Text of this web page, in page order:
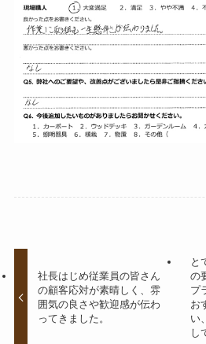
社長はじめ従業員の皆さん
の顧客応対が素晴しく、雰
囲気の良さや歓迎感が伝わ
ってきました。
と
の
プ
お
い
し